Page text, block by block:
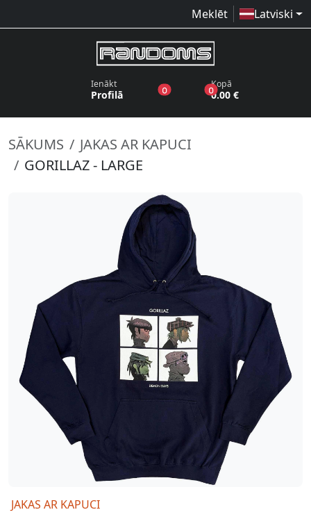
Meklēt Latviski
Ienākt
Profilā 0produkti vēlmju sarakstā
0produkti grozā
Kopā
0.00 €
SĀKUMS
JAKAS AR KAPUCI
GORILLAZ - LARGE
JAKAS AR KAPUCI